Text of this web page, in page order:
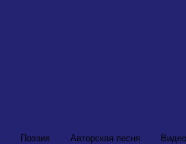
Поэзия Авторская песня Видео